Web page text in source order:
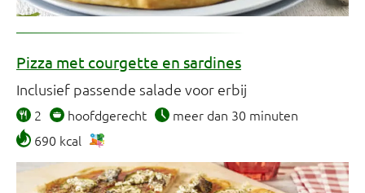
Pizza met courgette en sardines
Inclusief passende salade voor erbij
2 hoofdgerecht
meer dan 30 minuten
690 kcal